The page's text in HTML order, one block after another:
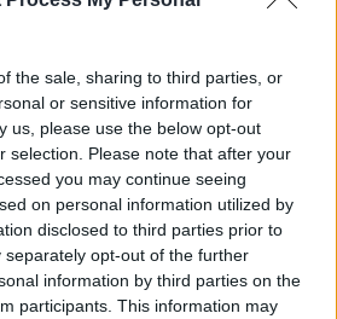
the sale, sharing to third parties, or
or sensitive information for
us, please use the below opt-out
selection. Please note that after your
you may continue seeing
on personal information utilized by
disclosed to third parties prior to
separately opt-out of the further
information by third parties on the
participants. This information may
süllyedt a